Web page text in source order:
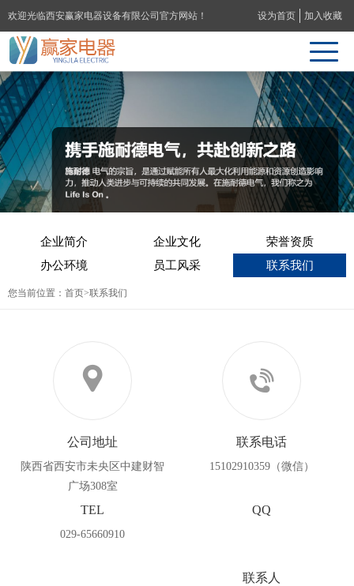
欢迎光临西安赢家电器设备有限公司官方网站！ 设为首页 加入收藏
企业简介 企业文化
荣誉资质
办公环境
员工风采 联系我们
您当前位置： 首页>联系我们
公司地址
陕西省西安市未央区中建财智
广场308室
TEL
029-65660910
联系电话
15102910359（微信）
QQ
联系人